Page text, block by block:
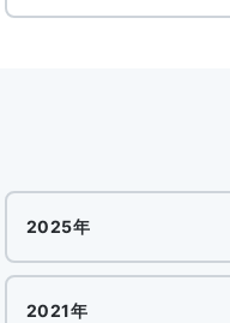
2025年
2021年